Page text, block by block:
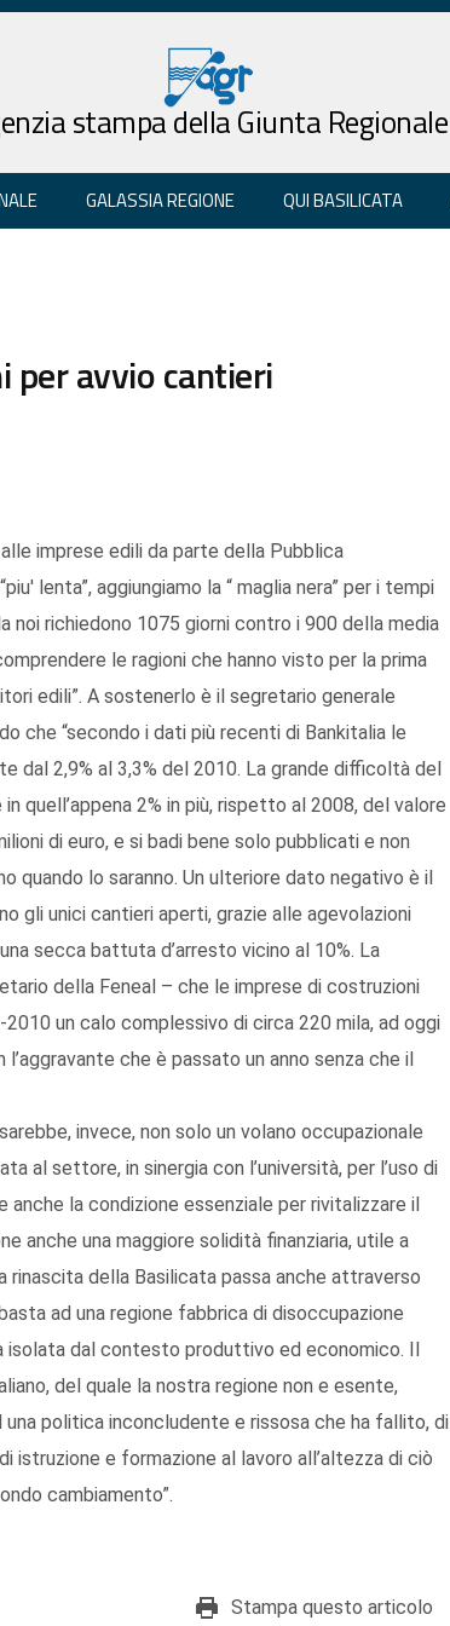
stampa della Giunta Regionale
GALASSIA REGIONE QUI BASILICATA
per avvio cantieri
imprese edili da parte della Pubblica
lenta”, aggiungiamo la “ maglia nera” per i tempi
noi richiedono 1075 giorni contro i 900 della media
le ragioni che hanno visto per la prima
edili”. A sostenerlo è il segretario generale
che “secondo i dati più recenti di Bankitalia le
dal 2,9% al 3,3% del 2010. La grande difficoltà del
2% in più, rispetto al 2008, del valore
di euro, e si badi bene solo pubblicati e non
quando lo saranno. Un ulteriore dato negativo è il
gli unici cantieri aperti, grazie alle agevolazioni
secca battuta d’arresto vicino al 10%. La
della Feneal – che le imprese di costruzioni
un calo complessivo di circa 220 mila, ad oggi
che è passato un anno senza che il
invece, non solo un volano occupazionale
al settore, in sinergia con l’università, per l’uso di
la condizione essenziale per rivitalizzare il
anche una maggiore solidità finanziaria, utile a
della Basilicata passa anche attraverso
ad una regione fabbrica di disoccupazione
isolata dal contesto produttivo ed economico. Il
del quale la nostra regione non e esente,
politica inconcludente e rissosa che ha fallito, di
istruzione e formazione al lavoro all’altezza di ciò
cambiamento”.
Stampa questo articolo